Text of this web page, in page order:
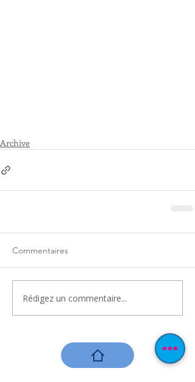
Archive
Commentaires
Rédigez un commentaire...